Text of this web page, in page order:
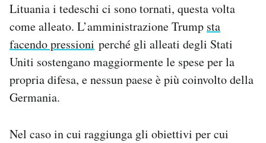
Lituania i tedeschi ci sono tornati, questa volta
come alleato. L’amministrazione Trump sta
facendo pressioni perché gli alleati degli Stati
Uniti sostengano maggiormente le spese per la
propria difesa, e nessun paese è più coinvolto della
Germania.
Nel caso in cui raggiunga gli obiettivi per cui